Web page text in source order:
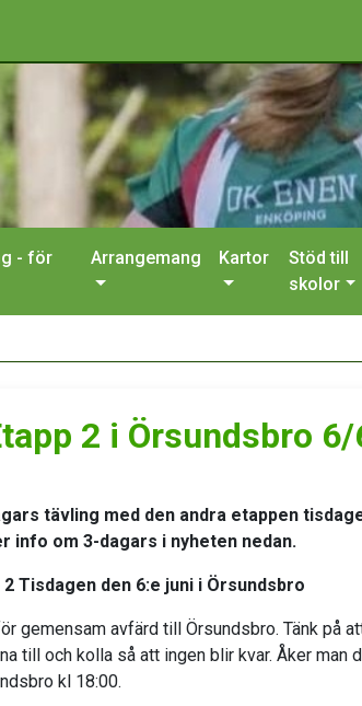
- för
Arrangemang Kartor
Stöd till
skolor
2 i Örsundsbro 6/
tävling med den andra etappen
info om 3-dagars i nyheten nedan.
Tisdagen den 6:e juni i Örsundsbro
gemensam avfärd till Örsundsbro. Tänk på
till och kolla så att ingen blir kvar. Åker man
kl 18:00.